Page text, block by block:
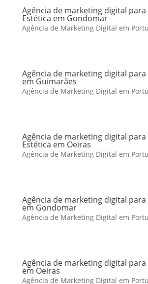
Agência de marketing digital para
Estética em Gondomar
Agência de Marketing Digital em
Agência de marketing digital
em Guimarães
Agência de Marketing Digital em
Agência de marketing digital para
Estética em Oeiras
Agência de Marketing Digital em
Agência de marketing digital
em Gondomar
Agência de Marketing Digital em
Agência de marketing digital
em Oeiras
Agência de Marketing Digital em